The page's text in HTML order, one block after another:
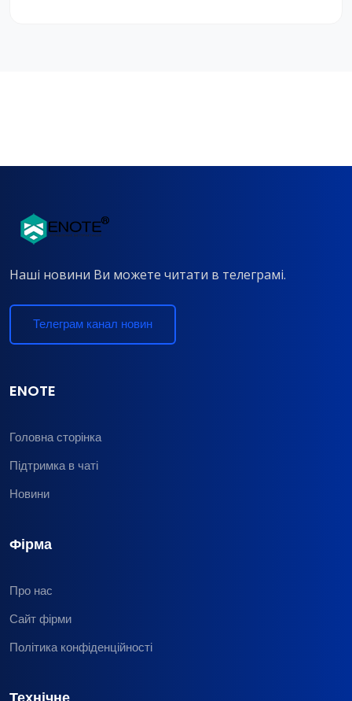
Наші новини Ви можете читати в телеграмі.
Телеграм канал новин
ENOTE
Головна сторінка
Підтримка в чаті
Новини
Фірма
Про нас
Сайт фірми
Політика конфіденційності